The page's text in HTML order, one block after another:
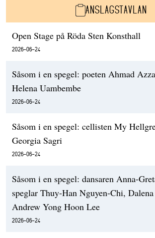
ANSLAGSTAVLAN
Open Stage på Röda Sten Konsthall
2026-06-24
Såsom i en spegel: poeten Ahmad
Helena Uambembe
2026-06-24
Såsom i en spegel: cellisten My
Georgia Sagri
2026-06-24
Såsom i en spegel: dansaren Anna-
speglar Thuy-Han Nguyen-Chi,
Andrew Yong Hoon Lee
2026-06-24